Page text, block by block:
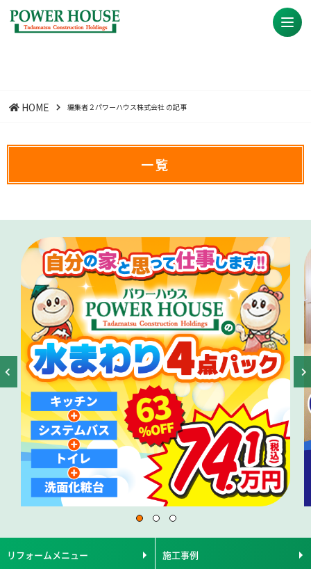
HOME 編集者２パワーハウス株式会社 の記事
一覧
リフォームメニュー 施工事例